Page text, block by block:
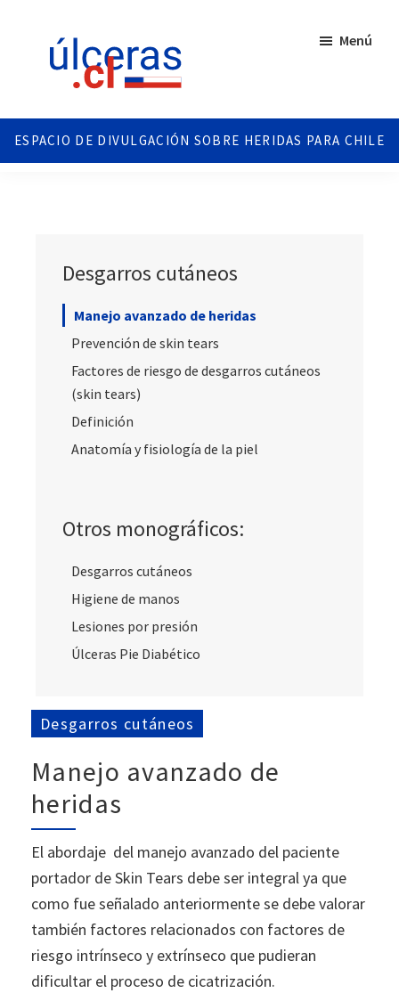
contenido
página
Chile
Espacio
Menú
Desgarros cutáneos
Manejo avanzado de heridas
Prevención de skin tears
Factores de riesgo de desgarros cutáneos
(skin tears)
Definición
Anatomía y fisiología de la piel
Otros monográficos:
Desgarros cutáneos
Higiene de manos
Lesiones por presión
Úlceras Pie Diabético
Desgarros cutáneos
Manejo avanzado de
heridas
El abordaje del manejo avanzado del paciente
portador de Skin Tears debe ser integral ya que
como fue señalado anteriormente se debe valorar
también factores relacionados con factores de
riesgo intrínseco y extrínseco que pudieran
dificultar el proceso de cicatrización.